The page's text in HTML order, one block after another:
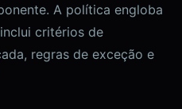
A política engloba
critérios de
regras de exceção e